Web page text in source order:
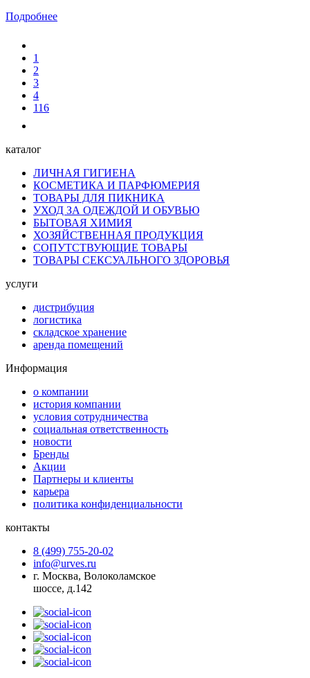
Подробнее
1
2
3
4
116
каталог
ЛИЧНАЯ ГИГИЕНА
КОСМЕТИКА И ПАРФЮМЕРИЯ
ТОВАРЫ ДЛЯ ПИКНИКА
УХОД ЗА ОДЕЖДОЙ И ОБУВЬЮ
БЫТОВАЯ ХИМИЯ
ХОЗЯЙСТВЕННАЯ ПРОДУКЦИЯ
СОПУТСТВУЮЩИЕ ТОВАРЫ
ТОВАРЫ СЕКСУАЛЬНОГО ЗДОРОВЬЯ
услуги
дистрибуция
логистика
складское хранение
аренда помещений
Информация
о компании
история компании
условия сотрудничества
социальная ответственность
новости
Бренды
Акции
Партнеры и клиенты
карьера
политика конфиденциальности
контакты
8 (499) 755-20-02
info@urves.ru
г. Москва, Волоколамское
шоссе, д.142